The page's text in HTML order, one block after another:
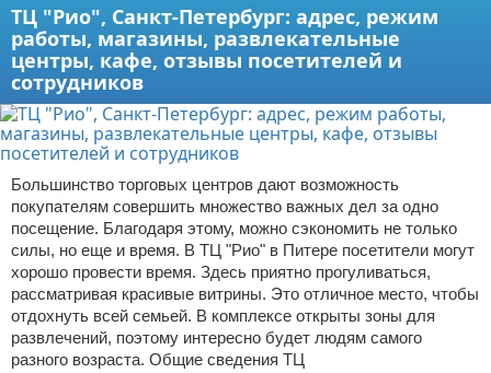
ТЦ "Рио", Санкт-Петербург: адрес, режим
работы, магазины, развлекательные
центры, кафе, отзывы посетителей и
сотрудников
Большинство торговых центров дают возможность
покупателям совершить множество важных дел за одно
посещение. Благодаря этому, можно сэкономить не только
силы, но еще и время. В ТЦ "Рио" в Питере посетители могут
хорошо провести время. Здесь приятно прогуливаться,
рассматривая красивые витрины. Это отличное место, чтобы
отдохнуть всей семьей. В комплексе открыты зоны для
развлечений, поэтому интересно будет людям самого
разного возраста. Общие сведения ТЦ